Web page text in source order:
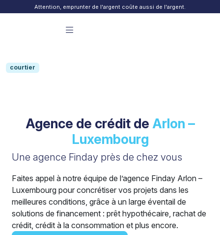
Skip to contentAttention, emprunter de l'argent coûte aussi de l'argent.
courtier
Agence de crédit de Arlon –
Luxembourg
Une agence Finday près de chez vous
Faites appel à notre équipe de l’agence Finday Arlon –
Luxembourg pour concrétiser vos projets dans les
meilleures conditions, grâce à un large éventail de
solutions de financement : prêt hypothécaire, rachat de
crédit, crédit à la consommation et plus encore.